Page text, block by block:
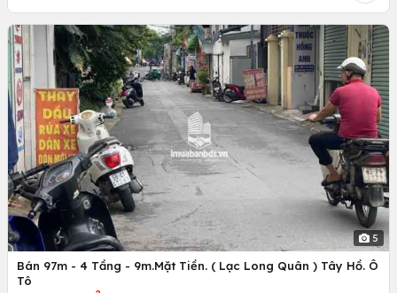
5
Bán 97m - 4 Tầng - 9m.Mặt Tiền. ( Lạc Long Quân ) Tây Hồ. Ô
Tô